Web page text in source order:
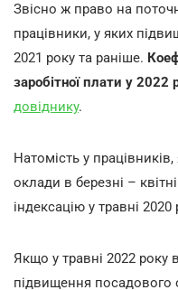
Звісно ж право на
працівники, у яких
2021 року та раніше.
заробітної плати у 2022
довіднику.
Натомість у
оклади в березні –
індексацію у травні
Якщо у травні 2022 року
підвищення посадового